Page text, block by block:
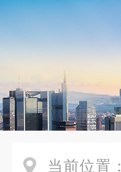
当前位置：